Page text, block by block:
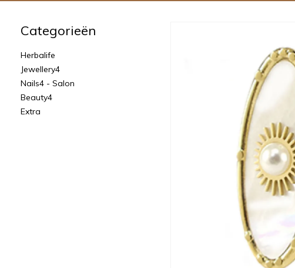
Categorieën
Herbalife
Jewellery4
Nails4 - Salon
Beauty4
Extra